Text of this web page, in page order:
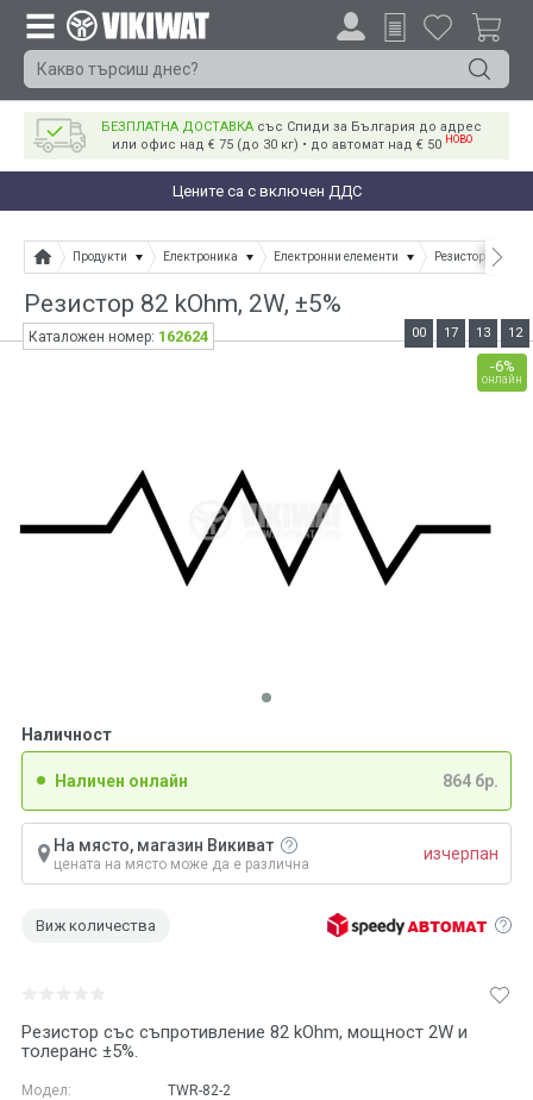
БЕЗПЛАТНА ДОСТАВКА със Спиди за България до адрес
или офис над € 75 (до 30 кг) • до автомат над € 50 НОВО
Цените са с включен ДДС
Продукти Електроника Електронни елементи Резистори
Резистор 82 kOhm, 2W, ±5%
Резистор със съпротивление 82 kOhm, мощност 2W и
толеранс ±5%.
Модел:
TWR-82-2
Наличност
Наличен онлайн 864 бр.
На място, магазин Викиват
цената на място може да е различна
изчерпан
Виж количества
-6%
онлайн
00 17 13 12
Каталожен номер: 162624